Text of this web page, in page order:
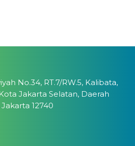
No.34, RT.7/RW.5, Kalibata,
Jakarta Selatan, Daerah
12740